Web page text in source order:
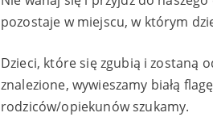
pozostaje w miejscu, w którym
Dzieci, które się zgubią i zostaną
znalezione, wywieszamy białą
rodziców/opiekunów szukamy.